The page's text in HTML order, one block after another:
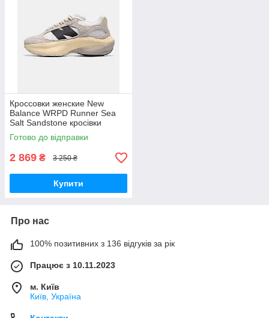
Кроссовки женские New
Balance WRPD Runner Sea
Salt Sandstone кросівки
жіночі New Balance
Готово до відправки
2 869 ₴ 3 250 ₴
Купити
Про нас
100% позитивних з 136 відгуків за рік
Працює з 10.11.2023
м. Київ
Київ, Україна